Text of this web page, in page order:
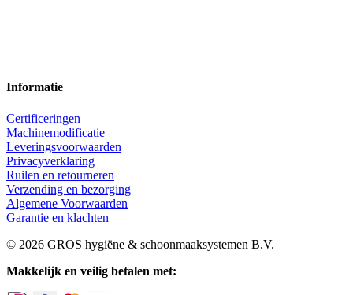
Informatie
Certificeringen
Machinemodificatie
Leveringsvoorwaarden
Privacyverklaring
Ruilen en retourneren
Verzending en bezorging
Algemene Voorwaarden
Garantie en klachten
© 2026 GROS hygiëne & schoonmaaksystemen B.V.
Makkelijk en veilig betalen met: